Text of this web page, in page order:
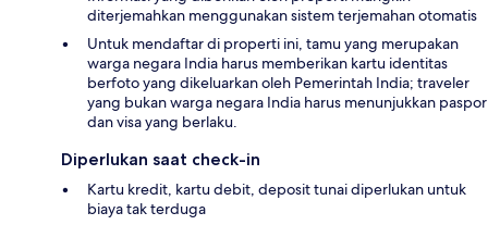
diterjemahkan menggunakan sistem terjemahan otomatis
Untuk mendaftar di properti ini, tamu yang merupakan
warga negara India harus memberikan kartu identitas
berfoto yang dikeluarkan oleh Pemerintah India; traveler
yang bukan warga negara India harus menunjukkan paspor
dan visa yang berlaku.
Diperlukan saat check-in
Kartu kredit, kartu debit, deposit tunai diperlukan untuk
biaya tak terduga